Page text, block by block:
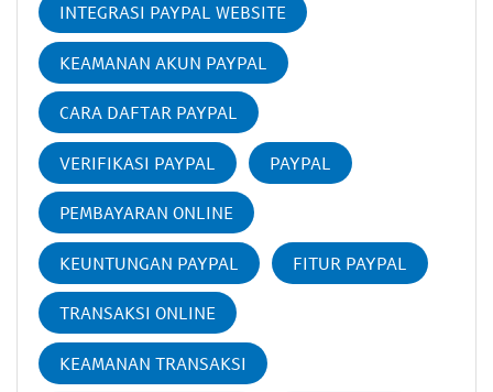
INTEGRASI PAYPAL WEBSITE
KEAMANAN AKUN PAYPAL
CARA DAFTAR PAYPAL
VERIFIKASI PAYPAL PAYPAL
PEMBAYARAN ONLINE
KEUNTUNGAN PAYPAL FITUR PAYPAL
TRANSAKSI ONLINE
KEAMANAN TRANSAKSI